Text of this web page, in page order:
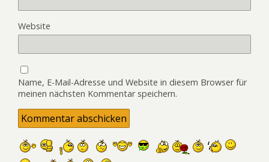
Website
Name, E-Mail-Adresse und Website in diesem Browser für
meinen nächsten Kommentar speichern.